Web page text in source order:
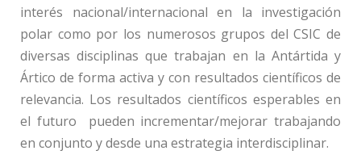
interés nacional/internacional en la investigación
polar como por los numerosos grupos del CSIC de
diversas disciplinas que trabajan en la Antártida y
Ártico de forma activa y con resultados científicos de
relevancia. Los resultados científicos esperables en
el futuro pueden incrementar/mejorar trabajando
en conjunto y desde una estrategia interdisciplinar.